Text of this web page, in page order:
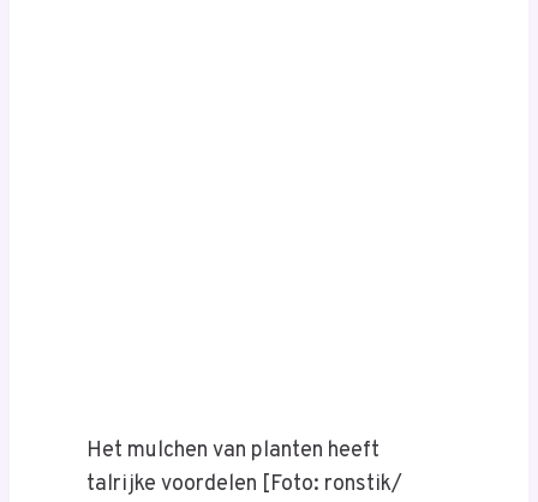
Het mulchen van planten heeft
talrijke voordelen [Foto: ronstik/